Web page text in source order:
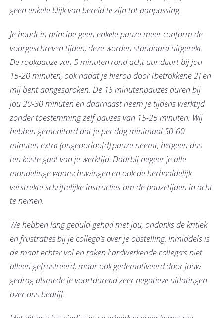
geen enkele blijk van bereid te zijn tot aanpassing.
Je houdt in principe geen enkele pauze meer conform de
voorgeschreven tijden, deze worden standaard uitgerekt.
De rookpauze van 5 minuten rond acht uur duurt bij jou
15-20 minuten, ook nadat je hierop door [betrokkene 2] en
mij bent aangesproken. De 15 minutenpauzes duren bij
jou 20-30 minuten en daarnaast neem je tijdens werktijd
zonder toestemming zelf pauzes van 15-25 minuten. Wij
hebben gemonitord dat je per dag minimaal 50-60
minuten extra (ongeoorloofd) pauze neemt, hetgeen dus
ten koste gaat van je werktijd. Daarbij negeer je alle
mondelinge waarschuwingen en ook de herhaaldelijk
verstrekte schriftelijke instructies om de pauzetijden in acht
te nemen.
We hebben lang geduld gehad met jou, ondanks de kritiek
en frustraties bij je collega’s over je opstelling. Inmiddels is
de maat echter vol en raken hardwerkende collega’s niet
alleen gefrustreerd, maar ook gedemotiveerd door jouw
gedrag alsmede je voortdurend zeer negatieve uitlatingen
over ons bedrijf.